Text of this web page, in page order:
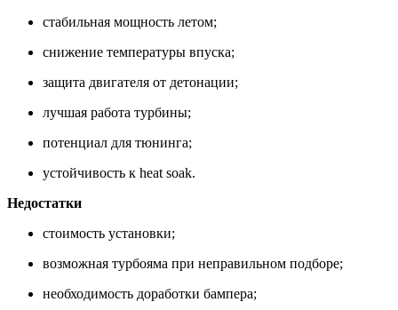
стабильная мощность летом;
снижение температуры впуска;
защита двигателя от детонации;
лучшая работа турбины;
потенциал для тюнинга;
устойчивость к heat soak.
Недостатки
стоимость установки;
возможная турбояма при неправильном подборе;
необходимость доработки бампера;